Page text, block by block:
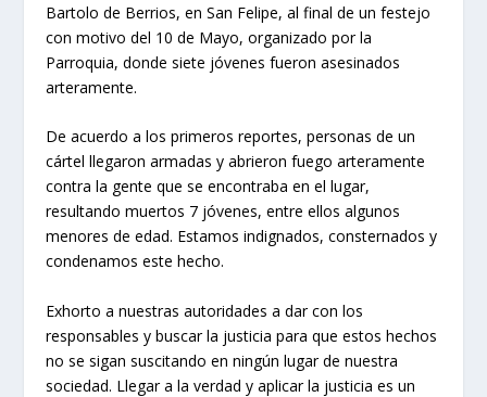
Bartolo de Berrios, en San Felipe, al final de un festejo
con motivo del 10 de Mayo, organizado por la
Parroquia, donde siete jóvenes fueron asesinados
arteramente.
De acuerdo a los primeros reportes, personas de un
cártel llegaron armadas y abrieron fuego arteramente
contra la gente que se encontraba en el lugar,
resultando muertos 7 jóvenes, entre ellos algunos
menores de edad. Estamos indignados, consternados y
condenamos este hecho.
Exhorto a nuestras autoridades a dar con los
responsables y buscar la justicia para que estos hechos
no se sigan suscitando en ningún lugar de nuestra
sociedad. Llegar a la verdad y aplicar la justicia es un